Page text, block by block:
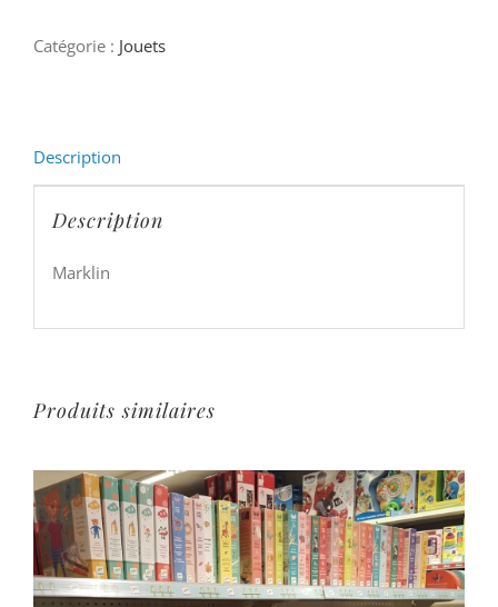
Catégorie : Jouets
Description
Description
Marklin
Produits similaires